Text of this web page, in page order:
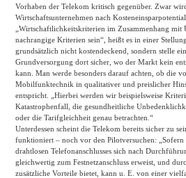
Vorhaben der Telekom kritisch gegenüber. Zwar
Wirtschaftsunternehmen nach
„Wirtschaftlichkeitskriterien im Zusammenhang mit
nachrangige Kriterien sein“, heißt es in einer
grundsätzlich nicht kostendeckend, sondern stelle
Grundversorgung dort sicher, wo der Markt kein
kann. Man werde besonders darauf achten, ob die
Mobilfunktechnik in qualitativer und preislicher
entspricht. „Hierbei werden wir beispielsweise
Katastrophenfall, die gesundheitliche
oder die Tarifgleichheit genau betrachten.“
Unterdessen scheint die Telekom bereits sicher zu
funktioniert – noch vor den Pilotversuchen: „Sofern
drahtlosen Telefonanschlusses sich nach
gleichwertig zum Festnetzanschluss erweist, und
zusätzliche Vorteile bietet, kann u. E. von einer